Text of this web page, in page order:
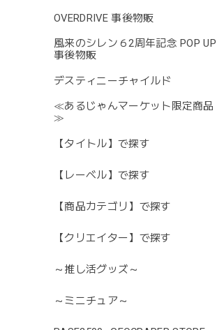
OVERDRIVE 事後物販
風来のシレン６2周年記念 POP UP
事後物販
デスティニーチャイルド
≪あるじゃんマーケット限定商品
≫
【タイトル】で探す
【レーベル】で探す
【商品カテゴリ】で探す
【クリエイター】で探す
～推し活グッズ～
～ミニチュア～